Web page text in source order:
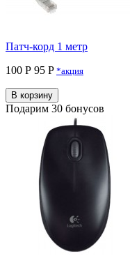
Патч-корд 1 метр
100 Р 95 P *акция
В корзину
Подарим 30 бонусов